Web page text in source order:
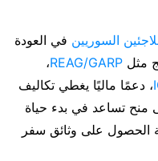
السوريين في العودة
مثل REAG/GARP،
، دعمًا ماليًا يغطي تكاليف
منح تساعد في بدء حياة
الحصول على وثائق سفر